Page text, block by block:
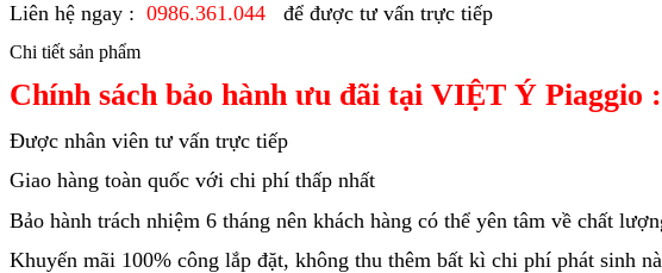
Liên hệ ngay : 0986.361.044 để được tư vấn trực tiếp
Chi tiết sản phẩm
Chính sách bảo hành ưu đãi tại VIỆT Ý Piaggio :
Được nhân viên tư vấn trực tiếp
Giao hàng toàn quốc với chi phí thấp nhất
Bảo hành trách nhiệm 6 tháng nên khách hàng có thể yên tâm về chất
Khuyến mãi 100% công lắp đặt, không thu thêm bất kì chi phí phát sinh